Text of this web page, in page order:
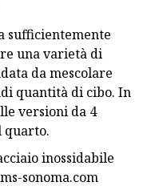
sufficientemente
una varietà di
da mescolare
quantità di cibo. In
versioni da 4
quarto.
inossidabile
sonoma.com